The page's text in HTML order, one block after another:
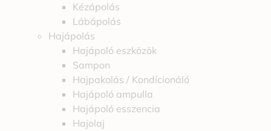
Kézápolás
Lábápolás
Hajápolás
Hajápoló eszközök
Sampon
Hajpakolás / Kondícionáló
Hajápoló ampulla
Hajápoló esszencia
Hajolaj